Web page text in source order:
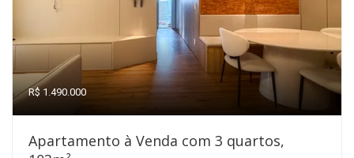
R$ 1.490.000
Apartamento à Venda com 3 quartos,